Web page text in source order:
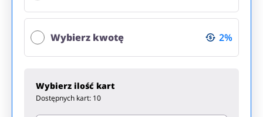
Prezenty i gadżety Sport i hobby
Wybierz kwotę 2%
Wybierz ilość kart
Dostępnych kart: 10